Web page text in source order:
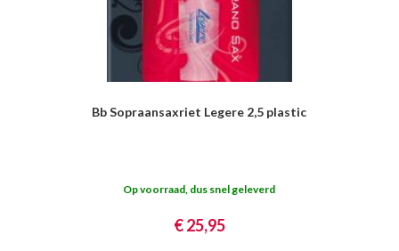
Bb Sopraansaxriet Legere 2,5 plastic
Op voorraad, dus snel geleverd
€ 25,95